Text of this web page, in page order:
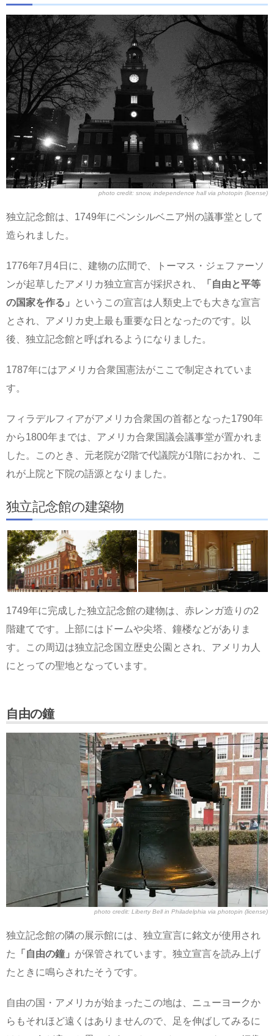
photo credit: snow, independence hallvia photopin (license)
独立記念館は、1749年にペンシルベニア州の議事堂として
造られました。
1776年7月4日に、建物の広間で、トーマス・ジェファーソ
ンが起草したアメリカ独立宣言が採択され、
「自由と平等
の国家を作る」
というこの宣言は人類史上でも大きな宣言
とされ、アメリカ史上最も重要な日となったのです。以
後、独立記念館と呼ばれるようになりました。
1787年にはアメリカ合衆国憲法がここで制定されていま
す。
フィラデルフィアがアメリカ合衆国の首都となった1790年
から1800年までは、アメリカ合衆国議会議事堂が置かれま
した。このとき、元老院が2階で代議院が1階におかれ、こ
れが上院と下院の語源となりました。
独立記念館の建築物
1749年に完成した独立記念館の建物は、赤レンガ造りの2
階建てです。上部にはドームや尖塔、鐘楼などがありま
す。この周辺は独立記念国立歴史公園とされ、アメリカ人
にとっての聖地となっています。
自由の鐘
photo credit: Liberty Bell in Philadelphia via photopin (license)
独立記念館の隣の展示館には、独立宣言に銘文が使用され
た
「自由の鐘」 が保管されています。独立宣言を読み上げ
たときに鳴らされたそうです。
自由の国・アメリカが始まったこの地は、ニューヨークか
らもそれほど遠くはありませんので、足を伸ばしてみるに